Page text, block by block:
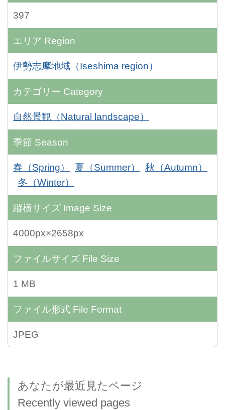
397
エリア Region
伊勢志摩地域（Iseshima region）
カテゴリー Category
自然景観（Natural landscape）
季節 Season
春（Spring） 夏（Summer）
秋（Autumn）
冬（Winter）
縦横サイズ Image Size
4000px×2658px
ファイルサイズ File Size
1 MB
ファイル形式 File Format
JPEG
あなたが最近見たページ
Recently viewed pages